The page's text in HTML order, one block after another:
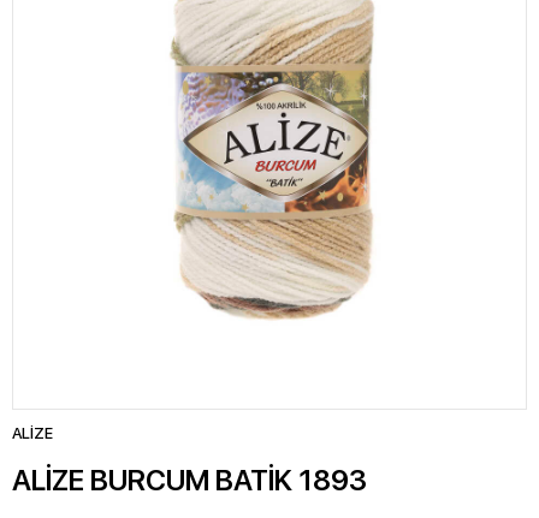
ALİZE
ALİZE BURCUM BATİK 1893